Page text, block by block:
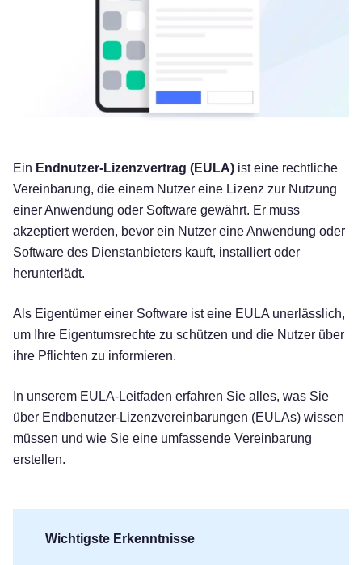
Ein Endnutzer-Lizenzvertrag (EULA) ist eine rechtliche
Vereinbarung, die einem Nutzer eine Lizenz zur Nutzung
einer Anwendung oder Software gewährt. Er muss
akzeptiert werden, bevor ein Nutzer eine Anwendung oder
Software des Dienstanbieters kauft, installiert oder
herunterlädt.
Als Eigentümer einer Software ist eine EULA unerlässlich,
um Ihre Eigentumsrechte zu schützen und die Nutzer über
ihre Pflichten zu informieren.
In unserem EULA-Leitfaden erfahren Sie alles, was Sie
über Endbenutzer-Lizenzvereinbarungen (EULAs) wissen
müssen und wie Sie eine umfassende Vereinbarung
erstellen.
Wichtigste Erkenntnisse